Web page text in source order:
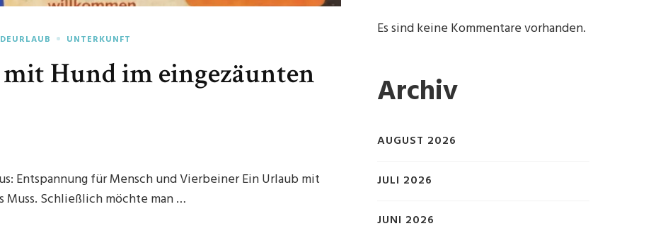
UNTERKUNFT
Hund im eingezäunten
Entspannung für Mensch und Vierbeiner Ein Urlaub mit
Schließlich möchte man …
Es sind keine Kommentare vorhanden.
Archiv
AUGUST 2026
JULI 2026
JUNI 2026